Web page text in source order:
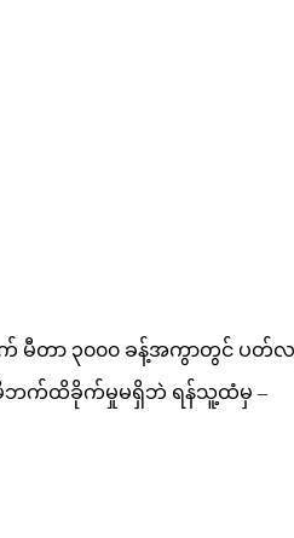
တာ ၃၀၀၀ ခန့်အကွာတွင် ပတ်လည်
မိဘက်ထိခိုက်မှုမရှိဘဲ ရန်သူ့ထံမှ –